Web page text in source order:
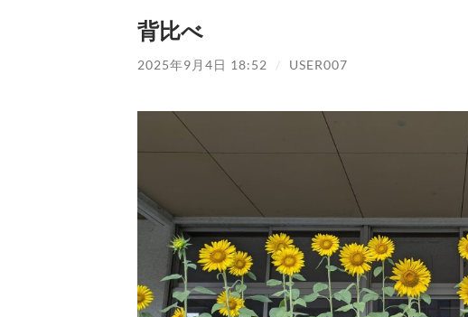
背比べ
2025年9月4日 18:52 / USER007